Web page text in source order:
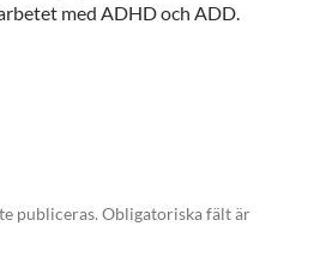
med ADHD och ADD.
publiceras. Obligatoriska fält är